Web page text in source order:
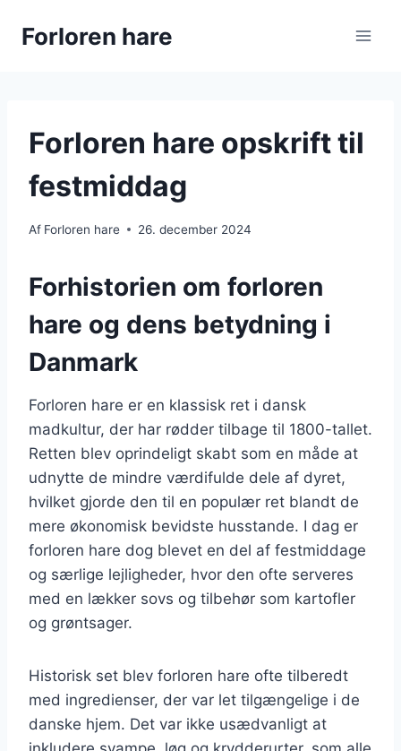
Forloren hare
Forloren hare opskrift til
festmiddag
Af Forloren hare 26. december 2024
Forhistorien om forloren
hare og dens betydning i
Danmark
Forloren hare er en klassisk ret i dansk
madkultur, der har rødder tilbage til 1800-tallet.
Retten blev oprindeligt skabt som en måde at
udnytte de mindre værdifulde dele af dyret,
hvilket gjorde den til en populær ret blandt de
mere økonomisk bevidste husstande. I dag er
forloren hare dog blevet en del af festmiddage
og særlige lejligheder, hvor den ofte serveres
med en lækker sovs og tilbehør som kartofler
og grøntsager.
Historisk set blev forloren hare ofte tilberedt
med ingredienser, der var let tilgængelige i de
danske hjem. Det var ikke usædvanligt at